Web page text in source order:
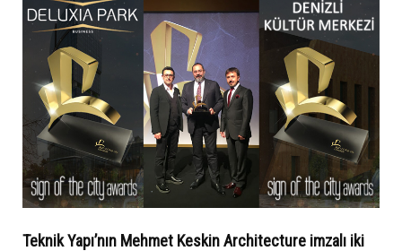
Teknik Yapı’nın Mehmet Keskin Architecture imzalı iki